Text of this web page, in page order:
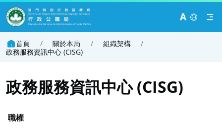
A
首頁 / 關於本局 / 組織架構
/
政務服務資訊中心 (CISG)
政務服務資訊中心 (CISG)
職權